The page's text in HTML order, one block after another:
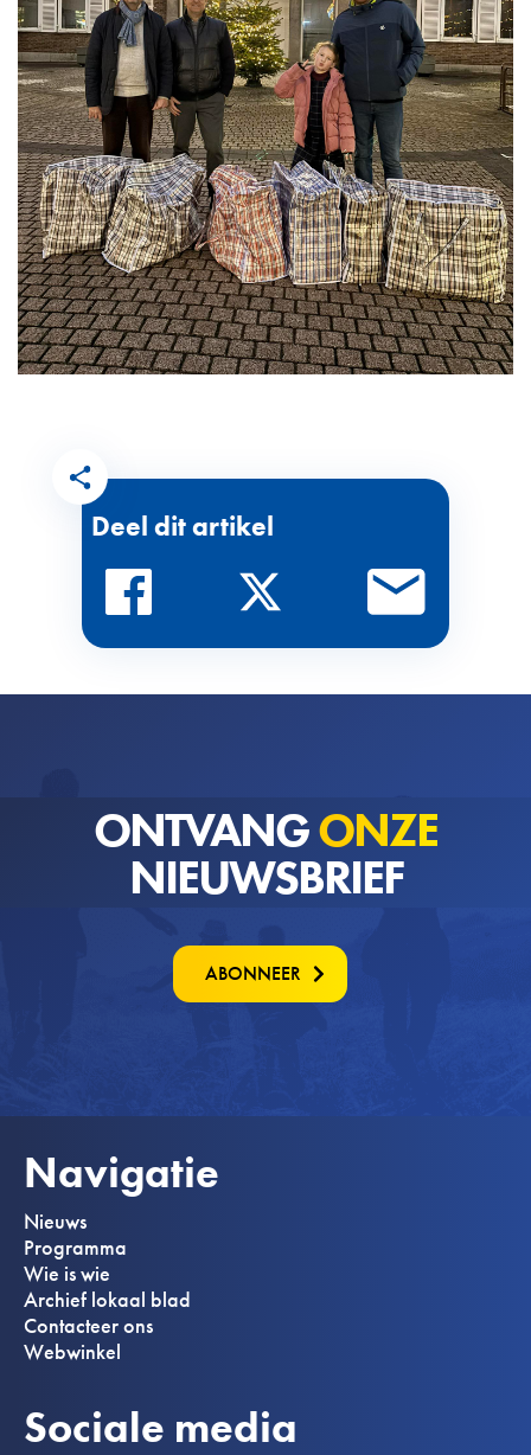
Deel dit artikel
ONTVANGONZE
NIEUWSBRIEF
ABONNEER
Navigatie
Nieuws
Programma
Wie is wie
Archief lokaal blad
Contacteer ons
Webwinkel
Sociale media